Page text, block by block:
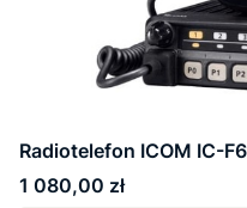
Radiotelefon ICOM IC-
Cena
1 080,00 zł